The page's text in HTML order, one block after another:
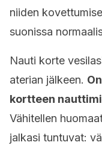
niiden
suonissa
Nauti korte
aterian jälkeen.
kortteen
Vähitellen
jalkasi tuntuvat: